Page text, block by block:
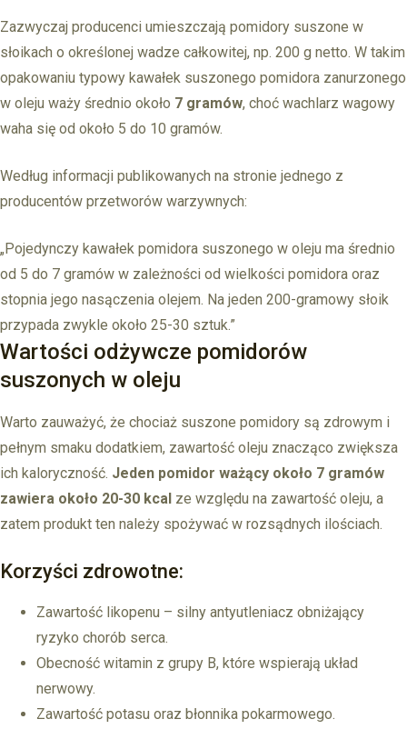
Zazwyczaj producenci umieszczają pomidory suszone w
słoikach o określonej wadze całkowitej, np. 200 g netto. W takim
opakowaniu typowy kawałek suszonego pomidora zanurzonego
w oleju waży średnio około 7 gramów, choć wachlarz wagowy
waha się od około 5 do 10 gramów.
Według informacji publikowanych na stronie jednego z
producentów przetworów warzywnych:
„Pojedynczy kawałek pomidora suszonego w oleju ma średnio
od 5 do 7 gramów w zależności od wielkości pomidora oraz
stopnia jego nasączenia olejem. Na jeden 200-gramowy słoik
przypada zwykle około 25-30 sztuk.”
Wartości odżywcze pomidorów
suszonych w oleju
Warto zauważyć, że chociaż suszone pomidory są zdrowym i
pełnym smaku dodatkiem, zawartość oleju znacząco zwiększa
ich kaloryczność. Jeden pomidor ważący około 7 gramów
zawiera około 20-30 kcal ze względu na zawartość oleju, a
zatem produkt ten należy spożywać w rozsądnych ilościach.
Korzyści zdrowotne:
Zawartość likopenu – silny antyutleniacz obniżający
ryzyko chorób serca.
Obecność witamin z grupy B, które wspierają układ
nerwowy.
Zawartość potasu oraz błonnika pokarmowego.